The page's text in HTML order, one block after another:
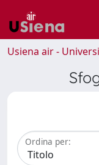
Usiena air -
Ordina per: